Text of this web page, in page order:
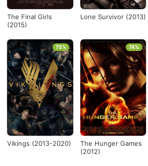
The Final Girls
(2015)
Lone Survivor (2013)
Vikings (2013-2020)
75%
The Hunger Games
(2012)
74%